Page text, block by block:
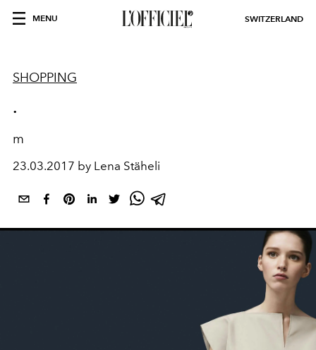
MENU SWITZERLAND
SHOPPING
.
m
23.03.2017 by Lena Stäheli